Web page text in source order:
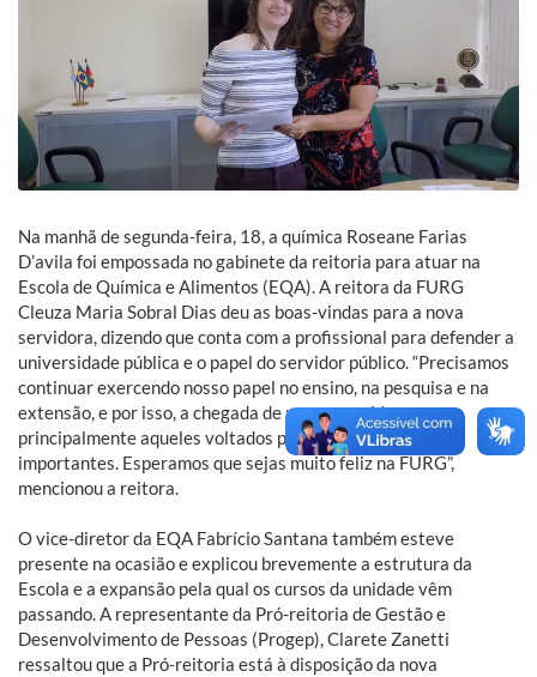
Na manhã de segunda-feira, 18, a química Roseane Farias
D’avila foi empossada no gabinete da reitoria para atuar na
Escola de Química e Alimentos (EQA). A reitora da FURG
Cleuza Maria Sobral Dias deu as boas-vindas para a nova
servidora, dizendo que conta com a profissional para defender a
universidade pública e o papel do servidor público. “Precisamos
continuar exercendo nosso papel no ensino, na pesquisa e na
extensão, e por isso, a chegada de novos servidores,
principalmente aqueles voltados para a pesquisa, são tão
importantes. Esperamos que sejas muito feliz na FURG”,
mencionou a reitora.
O vice-diretor da EQA Fabrício Santana também esteve
presente na ocasião e explicou brevemente a estrutura da
Escola e a expansão pela qual os cursos da unidade vêm
passando. A representante da Pró-reitoria de Gestão e
Desenvolvimento de Pessoas (Progep), Clarete Zanetti
ressaltou que a Pró-reitoria está à disposição da nova